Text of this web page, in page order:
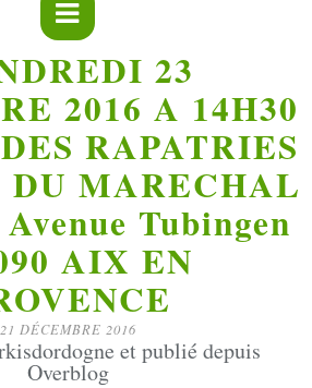
23
2016 A 14H30
RAPATRIES
DU MARECHAL
Tubingen
AIX EN
21 DÉCEMBRE 2016
et publié depuis
Overblog